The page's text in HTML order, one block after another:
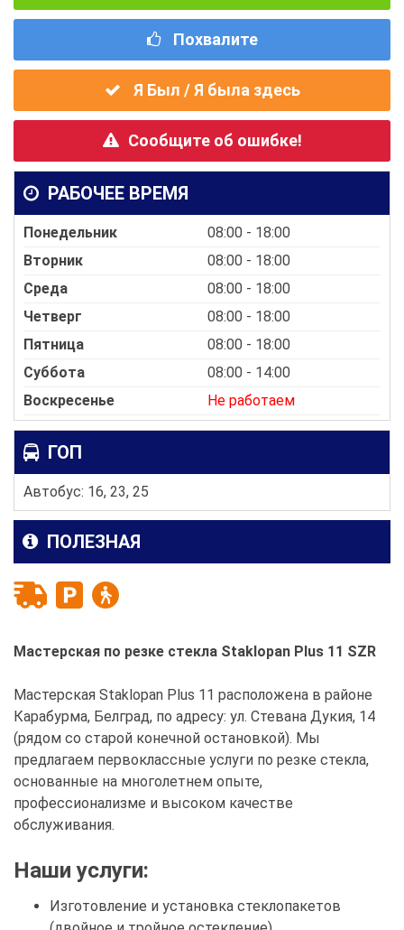
Похвалите
Я Был / Я была здесь
Сообщите об ошибке!
РАБОЧЕЕ ВРЕМЯ
Понедельник
08:00 - 18:00
Вторник
08:00 - 18:00
Среда
08:00 - 18:00
Четверг
08:00 - 18:00
Пятница
08:00 - 18:00
Суббота
08:00 - 14:00
Воскресенье
Не работаем
ГОП
Автобус: 16, 23, 25
ПОЛЕЗНАЯ
Мастерская по резке стекла Staklopan Plus 11 SZR
Мастерская Staklopan Plus 11 расположена в районе
Карабурма, Белград, по адресу: ул. Стевана Дукия, 14
(рядом со старой конечной остановкой). Мы
предлагаем первоклассные услуги по резке стекла,
основанные на многолетнем опыте,
профессионализме и высоком качестве
обслуживания.
Наши услуги:
Изготовление и установка стеклопакетов